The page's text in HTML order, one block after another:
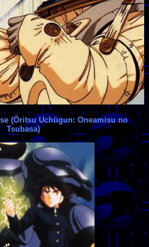
(Ōritsu Uchūgun: Oneamisu no
Tsubasa)